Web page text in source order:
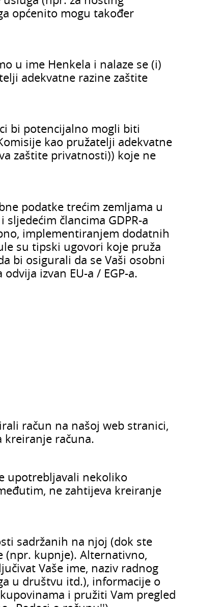
općenito mogu također
u ime Henkela i nalaze se (i)
adekvatne razine zaštite
bi potencijalno mogli biti
kao pružatelji adekvatne
zaštite privatnosti)) koje ne
podatke trećim zemljama u
člancima GDPR-a
implementiranjem dodatnih
su tipski ugovori koje pruža
bi osigurali da se Vaši osobni
izvan EU-a / EGP-a.
račun na našoj web stranici,
kreiranje računa.
upotrebljavali nekoliko
ne zahtijeva kreiranje
sadržanih na njoj (dok ste
(npr. kupnje). Alternativno,
Vaše ime, naziv radnog
u društvu itd.), informacije o
i pružiti Vam pregled